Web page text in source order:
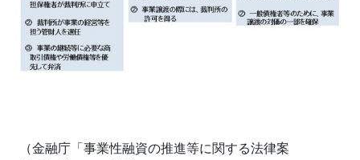
（金融庁「事業性融資の推進等に関する法律案